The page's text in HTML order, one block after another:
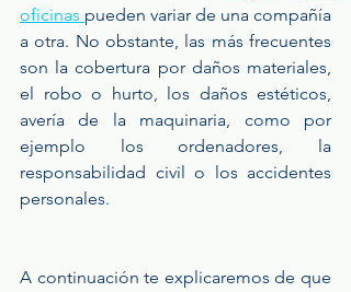
oficinas pueden variar de una compañía
a otra. No obstante, las más frecuentes
son la cobertura por daños materiales,
el robo o hurto, los daños estéticos,
avería de la maquinaria, como por
ejemplo los ordenadores, la
responsabilidad civil o los accidentes
personales.
A continuación te explicaremos de que